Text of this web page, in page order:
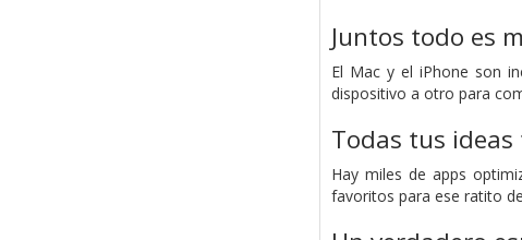
Juntos todo es
El Mac y el iPhone son
dispositivo a otro para
Todas tus
Hay miles de apps
favoritos para ese ratito